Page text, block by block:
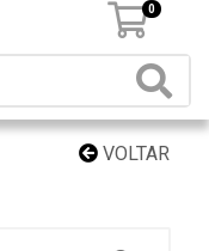
0
VOLTAR